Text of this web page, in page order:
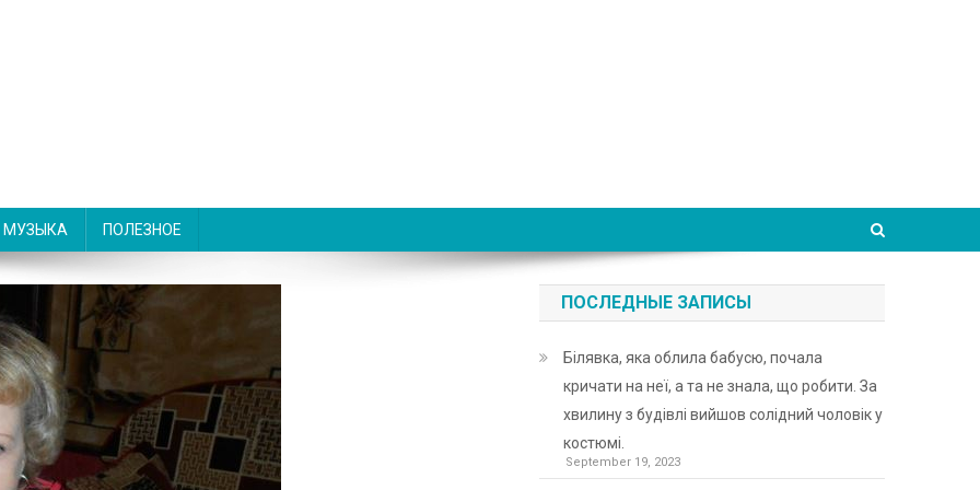
МУЗЫКА ПОЛЕЗНОЕ
ПОСЛЕДНЫЕ ЗАПИСЫ
Білявка, яка облила бабусю, почала
кричати на неї, а та не знала, що робити. За
хвилину з будівлі вийшов солідний чоловік у
костюмі.
September 19, 2023